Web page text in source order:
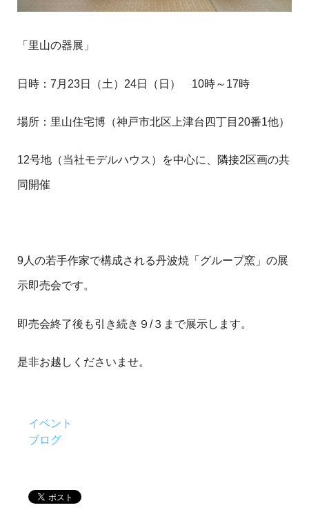
「里山の器展」
日時：7月23日（土）24日（日） 10時～17時
場所：里山住宅博（神戸市北区上津台四丁目20番1他）
12号地（当社モデルハウス）を中心に、隣接2区画の共
同開催
9人の若手作家で構成される丹波焼「グループ窯」の展
示即売会です。
即売会終了後も引き続き９/３まで展示します。
是非お越しくださいませ。
イベント
ブログ